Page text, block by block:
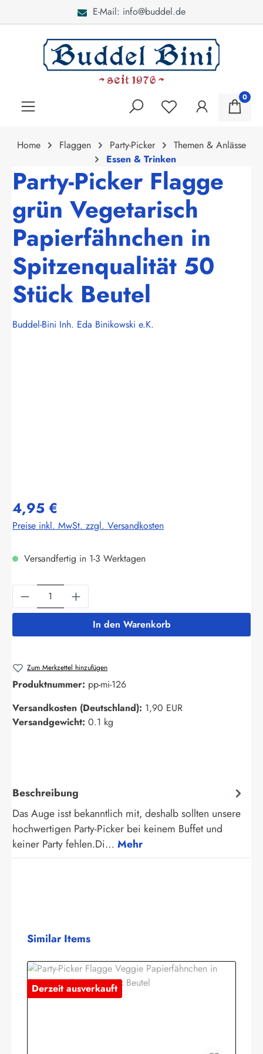
Bei Fragen: 040
0
Home Flaggen Party-Picker
Themen & Anlässe
Essen & Trinken
Party-Picker Flagge
grün Vegetarisch
Papierfähnchen in
Spitzenqualität 50
Stück Beutel
Buddel-Bini Inh. Eda Binikowski e.K.
4,95 €
Preise inkl. MwSt. zzgl. Versandkosten
Versandfertig in 1-3 Werktagen
Produkt Anzahl: Gib den gewünschten
In den Warenkorb
Zum Merkzettel hinzufügen
Produktnummer: pp-mi-126
Versandkosten (Deutschland): 1,90 EUR
Versandgewicht: 0.1 kg
Beschreibung
Das Auge isst bekanntlich mit, deshalb sollten unsere
hochwertigen Party-Picker bei keinem Buffet und
keiner Party fehlen.Di… Mehr
Produktgalerie überspringen
Similar Items
Derzeit ausverkauft